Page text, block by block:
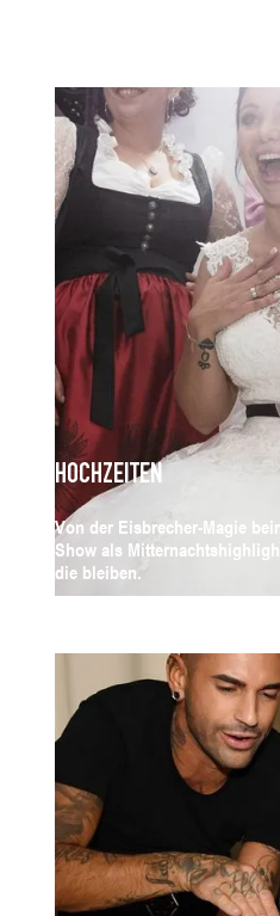
HOCHZEITEN
Von der Eisbrecher-Magie
Show als
die bleiben.